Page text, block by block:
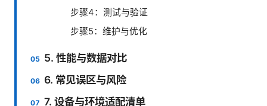
步骤4：测试与验证
步骤5：维护与优化
5. 性能与数据对比
6. 常见误区与风险
7. 设备与环境适配清单